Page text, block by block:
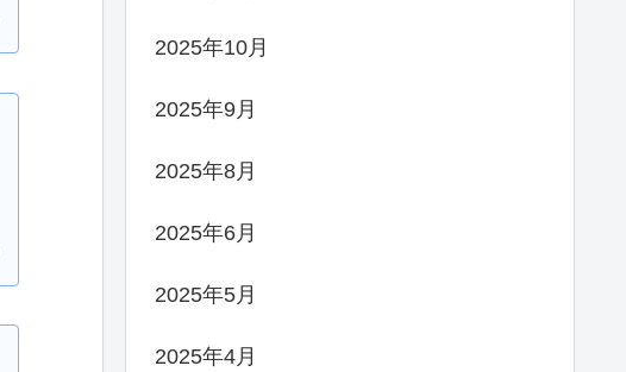
2025年10月
2025年9月
2025年8月
2025年6月
2025年5月
2025年4月